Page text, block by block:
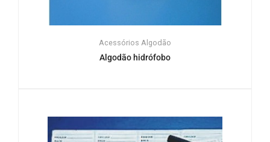
Acessórios Algodão
Algodão hidrófobo